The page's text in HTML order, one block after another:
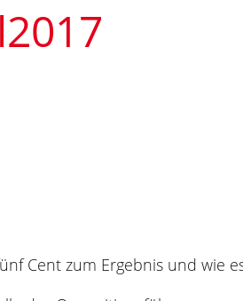
Cent zum Ergebnis und wie